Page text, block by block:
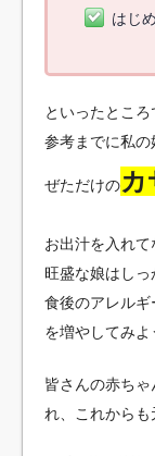
はじ
といったところ
参考までに私
ぜただけのカ
お出汁を入れ
旺盛な娘はしっ
食後のアレル
を増やしてみよ
皆さんの赤ち
れ、これからも